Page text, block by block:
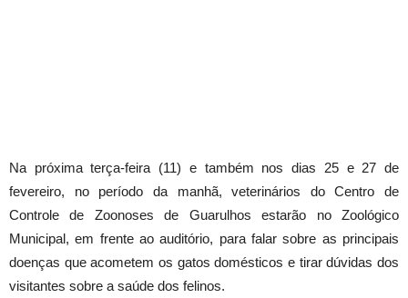
Na próxima terça-feira (11) e também nos dias 25 e 27 de
fevereiro, no período da manhã, veterinários do Centro de
Controle de Zoonoses de Guarulhos estarão no Zoológico
Municipal, em frente ao auditório, para falar sobre as principais
doenças que acometem os gatos domésticos e tirar dúvidas dos
visitantes sobre a saúde dos felinos.